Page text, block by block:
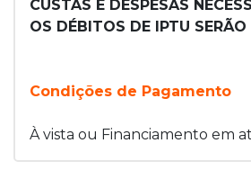
CUSTAS E DESPESAS
OS DÉBITOS DE IPTU
Condições de Pagamento
À vista ou Financiamento em